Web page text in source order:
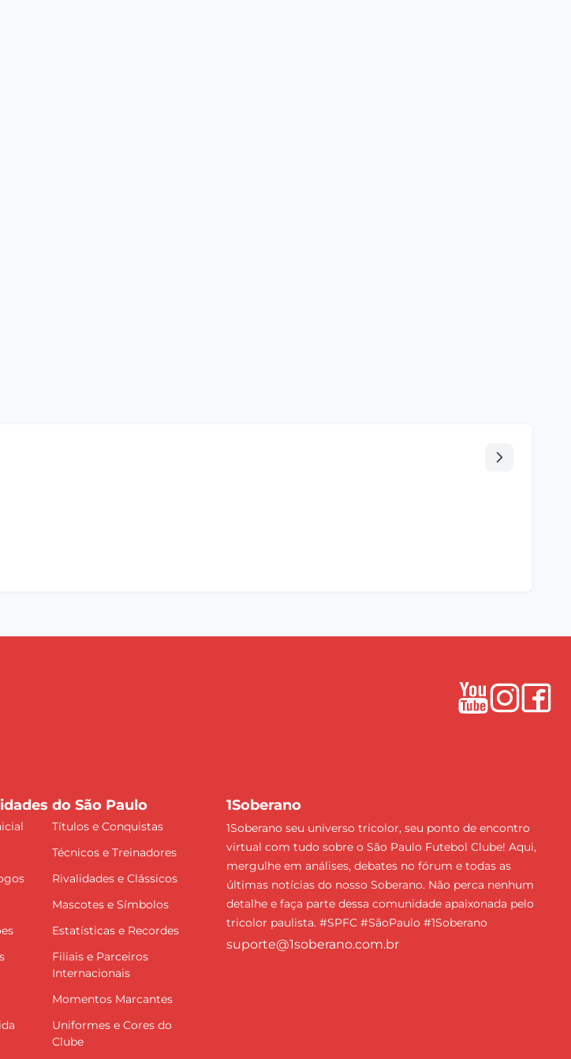
do São Paulo
Títulos e Conquistas
Técnicos e Treinadores
Rivalidades e Clássicos
Mascotes e Símbolos
Estatísticas e Recordes
Filiais e Parceiros
Internacionais
Momentos Marcantes
Uniformes e Cores do
Clube
1Soberano
1Soberano seu universo tricolor, seu ponto de encontro
virtual com tudo sobre o São Paulo Futebol Clube! Aqui,
mergulhe em análises, debates no fórum e todas as
últimas notícias do nosso Soberano. Não perca nenhum
detalhe e faça parte dessa comunidade apaixonada pelo
tricolor paulista. #SPFC #SãoPaulo #1Soberano
suporte@1soberano.com.br